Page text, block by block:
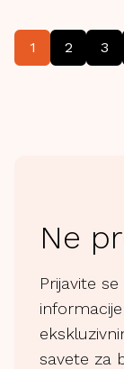
1 2 3
Ne
Prijavite
savete za